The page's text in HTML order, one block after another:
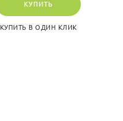
КУПИТЬ
КУПИТЬ В ОДИН КЛИК